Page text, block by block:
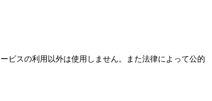
ビスの利用以外は使用しません。また法律によって公的